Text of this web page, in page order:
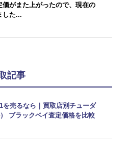
価がまた上がったので、現在の
した...
記事
を売るなら｜買取店別チューダ
ブラックベイ査定価格を比較